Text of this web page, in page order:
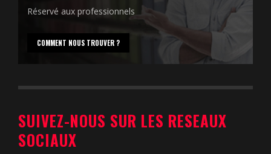
Réservé aux professionnels
COMMENT NOUS TROUVER ?
SUIVEZ-NOUS SUR LES RESEAUX
SOCIAUX